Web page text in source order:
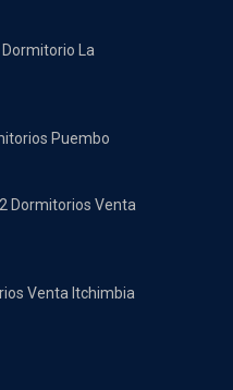
La
Puembo
Dormitorios Venta
Venta Itchimbia